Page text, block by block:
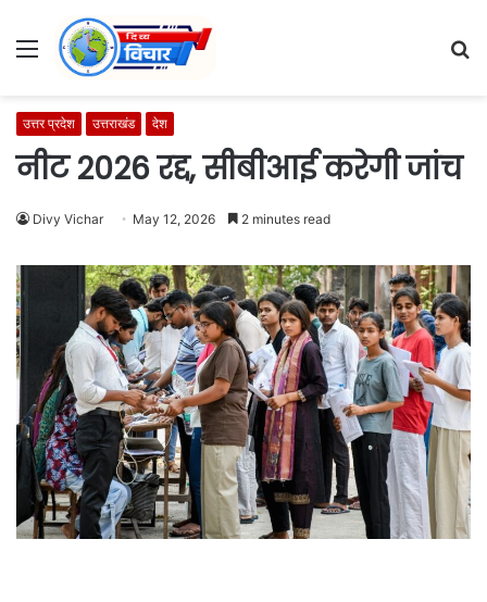
Menu
उत्तर प्रदेश उत्तराखंड देश
नीट 2026 रद्द, सीबीआई करेगी जांच
Divy Vichar May 12, 2026 2 minutes read